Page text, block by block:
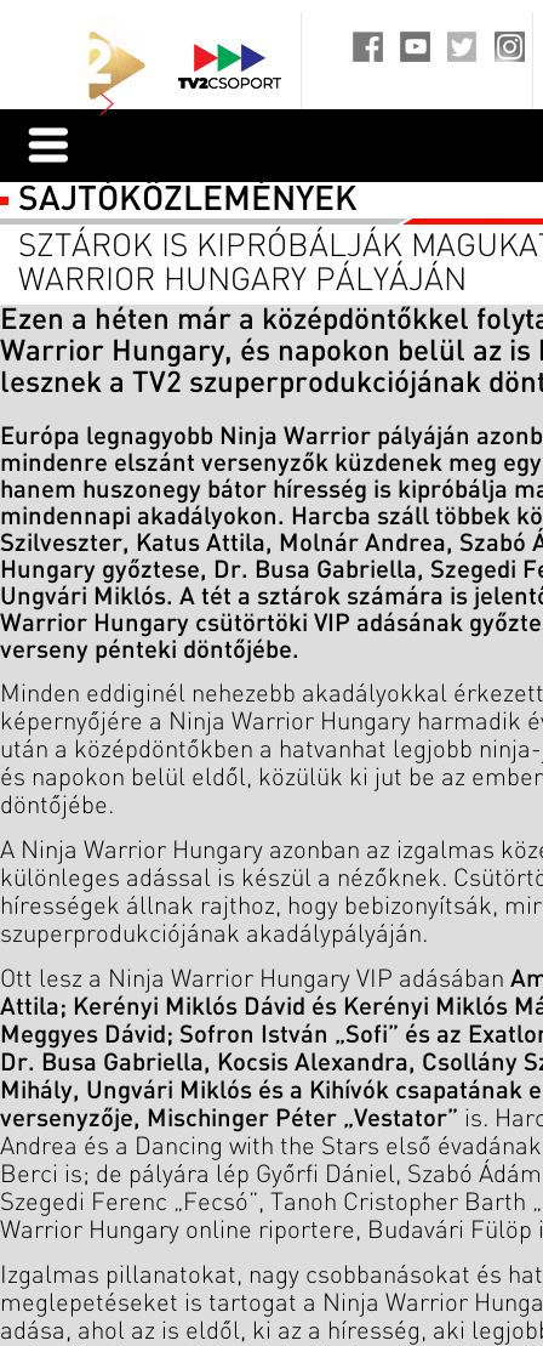
SAJTÓKÖZLEMÉNYEK
SZTÁROK IS KIPRÓBÁLJÁK
WARRIOR HUNGARY PÁLYÁJÁN
Ezen a héten már a középdöntőkkel
Warrior Hungary, és napokon belül az
lesznek a TV2 szuperprodukciójának
Európa legnagyobb Ninja Warrior pályáján
mindenre elszánt versenyzők küzdenek meg
hanem huszonegy bátor híresség is kipróbálja
mindennapi akadályokon. Harcba száll többek
Szilveszter, Katus Attila, Molnár Andrea, Szabó
Hungary győztese, Dr. Busa Gabriella, Szegedi
Ungvári Miklós. A tét a sztárok számára is
Warrior Hungary csütörtöki VIP adásának
verseny pénteki döntőjébe.
Minden eddiginél nehezebb akadályokkal
képernyőjére a Ninja Warrior Hungary harmadik
után a középdöntőkben a hatvanhat legjobb
és napokon belül eldől, közülük ki jut be az
döntőjébe.
A Ninja Warrior Hungary azonban az izgalmas
különleges adással is készül a nézőknek.
hírességek állnak rajthoz, hogy bebizonyítsák,
szuperprodukciójának akadálypályáján.
Ott lesz a Ninja Warrior Hungary VIP adásában
Attila; Kerényi Miklós Dávid és Kerényi Miklós
Meggyes Dávid; Sofron István „Sofi” és az
Dr. Busa Gabriella, Kocsis Alexandra, Csollány
Mihály, Ungvári Miklós és a Kihívók csapatának
versenyzője, Mischinger Péter „Vestator” is.
Andrea és a Dancing with the Stars első
Berci is; de pályára lép Győrfi Dániel, Szabó
Szegedi Ferenc „Fecsó”, Tanoh Cristopher Barth
Warrior Hungary online riportere, Budavári Fülöp
Izgalmas pillanatokat, nagy csobbanásokat és
meglepetéseket is tartogat a Ninja Warrior
adása, ahol az is eldől, ki az a híresség, aki